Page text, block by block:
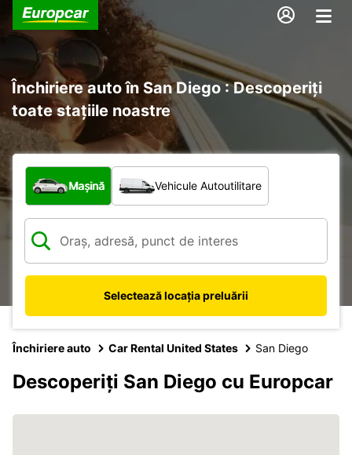
Închiriere auto în San Diego : Descoperiți
toate stațiile noastre
Ce tip de vehicul?
Mașină Vehicule Autoutilitare
Selectează locația preluării
Închiriere auto Car Rental United States San Diego
Descoperiți San Diego cu Europcar